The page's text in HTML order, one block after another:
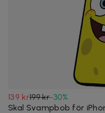
139 kr199 kr-30%
Skal Svampbob för